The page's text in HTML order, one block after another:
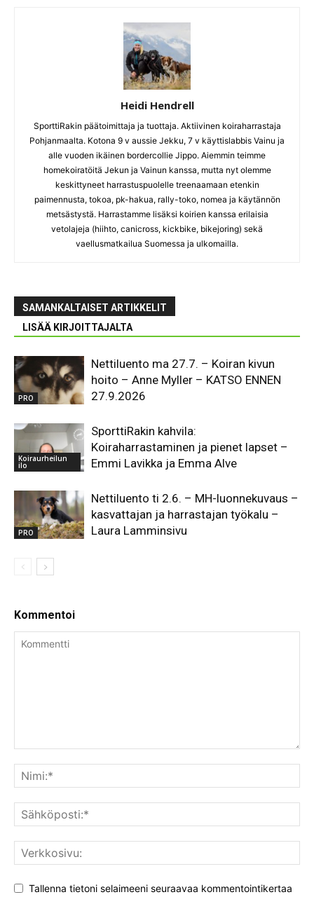
Heidi Hendrell
SporttiRakin päätoimittaja ja tuottaja. Aktiivinen koiraharrastaja
Pohjanmaalta. Kotona 9 v aussie Jekku, 7 v käyttislabbis Vainu ja
alle vuoden ikäinen bordercollie Jippo. Aiemmin teimme
homekoiratöitä Jekun ja Vainun kanssa, mutta nyt olemme
keskittyneet harrastuspuolelle treenaamaan etenkin
paimennusta, tokoa, pk-hakua, rally-toko, nomea ja käytännön
metsästystä. Harrastamme lisäksi koirien kanssa erilaisia
vetolajeja (hiihto, canicross, kickbike, bikejoring) sekä
vaellusmatkailua Suomessa ja ulkomailla.
SAMANKALTAISET ARTIKKELIT
LISÄÄ KIRJOITTAJALTA
PRO
Nettiluento ma 27.7. – Koiran kivun
hoito – Anne Myller – KATSO ENNEN
27.9.2026
Koiraurheilun
ilo
SporttiRakin kahvila:
Koiraharrastaminen ja pienet lapset –
Emmi Lavikka ja Emma Alve
PRO
Nettiluento ti 2.6. – MH-luonnekuvaus –
kasvattajan ja harrastajan työkalu –
Laura Lamminsivu
Kommentoi
Tallenna tietoni selaimeeni seuraavaa kommentointikertaa